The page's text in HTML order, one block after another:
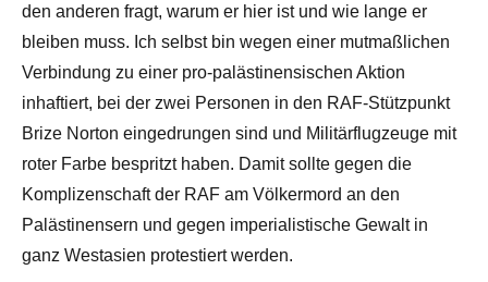
den anderen fragt, warum er hier ist und wie lange er
bleiben muss. Ich selbst bin wegen einer mutmaßlichen
Verbindung zu einer pro-palästinensischen Aktion
inhaftiert, bei der zwei Personen in den RAF-Stützpunkt
Brize Norton eingedrungen sind und Militärflugzeuge mit
roter Farbe bespritzt haben. Damit sollte gegen die
Komplizenschaft der RAF am Völkermord an den
Palästinensern und gegen imperialistische Gewalt in
ganz Westasien protestiert werden.